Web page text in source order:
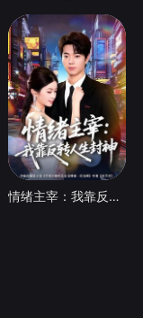
情绪主宰：我靠反转人生封神